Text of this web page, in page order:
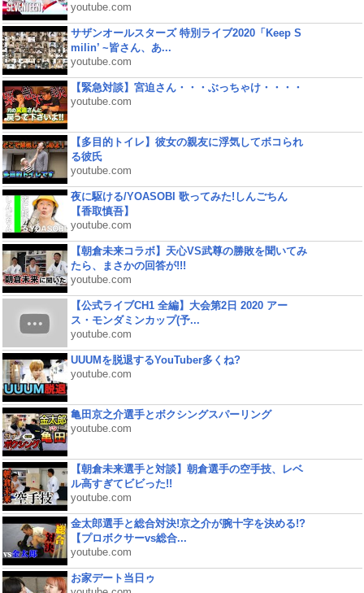
youtube.com
サザンオールスターズ 特別ライブ2020「Keep S
milin’ ~皆さん、あ...
youtube.com
【緊急対談】宮迫さん・・・ぶっちゃけ・・・・
youtube.com
【多目的トイレ】彼女の親友に浮気してボコられ
る彼氏
youtube.com
夜に駆ける/YOASOBI 歌ってみた!しんごちん
【香取慎吾】
youtube.com
【朝倉未来コラボ】天心VS武尊の勝敗を聞いてみ
たら、まさかの回答が!!!
youtube.com
【公式ライブCH1 全編】大会第2日 2020 アー
ス・モンダミンカップ(予...
youtube.com
UUUMを脱退するYouTuber多くね?
youtube.com
亀田京之介選手とボクシングスパーリング
youtube.com
【朝倉未来選手と対談】朝倉選手の空手技、レベ
ル高すぎてビビった!!
youtube.com
金太郎選手と総合対決!京之介が腕十字を決める!?
【プロボクサーvs総合...
youtube.com
お家デート当日ゥ